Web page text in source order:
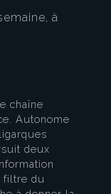
à
chaîne
Autonome
deux
filtre du